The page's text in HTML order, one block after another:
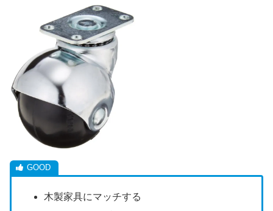
木製家具にマッチする